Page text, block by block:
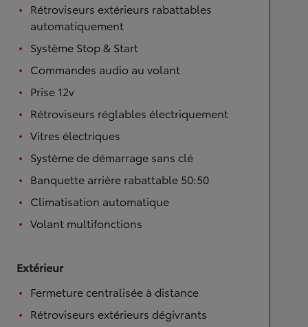
Rétroviseurs extérieurs rabattables
automatiquement
Système Stop & Start
Commandes audio au volant
Prise 12v
Rétroviseurs réglables électriquement
Vitres électriques
Système de démarrage sans clé
Banquette arrière rabattable 50:50
Climatisation automatique
Volant multifonctions
Extérieur
Fermeture centralisée à distance
Rétroviseurs extérieurs dégivrants